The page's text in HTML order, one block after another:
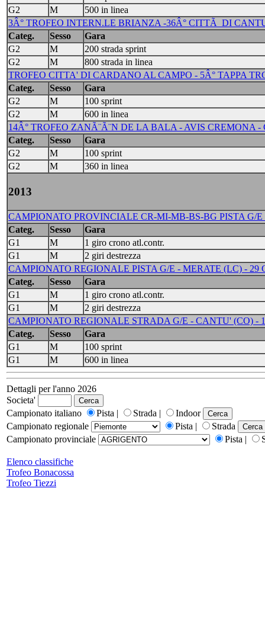
G2
M
500 in linea
3Â° TROFEO INTERN.LE BRIANZA -36Â° CITTÃ DI
Categ.
Sesso
Gara
G2
M
200 strada sprint
G2
M
800 strada in linea
TROFEO CITTA' DI CARDANO AL CAMPO - 5Â° TAPPA
Categ.
Sesso
Gara
G2
M
100 sprint
G2
M
600 in linea
14Â° TROFEO ZANÃ¨Ã¨N DE LA BALA - AVIS CREMONA -
Categ.
Sesso
Gara
G2
M
100 sprint
G2
M 360 in linea
2013
CAMPIONATO PROVINCIALE CR-MI-MB-BS-BG PISTA G/
Categ.
Sesso
Gara
G1
M
1 giro crono atl.contr.
G1
M
2 giri destrezza
CAMPIONATO REGIONALE PISTA G/E - MERATE (LC) - 29
Categ.
Sesso
Gara
G1
M
1 giro crono atl.contr.
G1
M
2 giri destrezza
CAMPIONATO REGIONALE STRADA G/E - CANTU' (CO) -
Categ.
Sesso
Gara
G1
M
100 sprint
G1
M 600 in linea
Dettagli per l'anno 2026
Societa'
Campionato italiano
Pista | Strada |
Indoor
Campionato regionale
Pista |
Strada
Campionato provinciale
Pista |
Elenco classifiche
Trofeo Bonacossa
Trofeo Tiezzi